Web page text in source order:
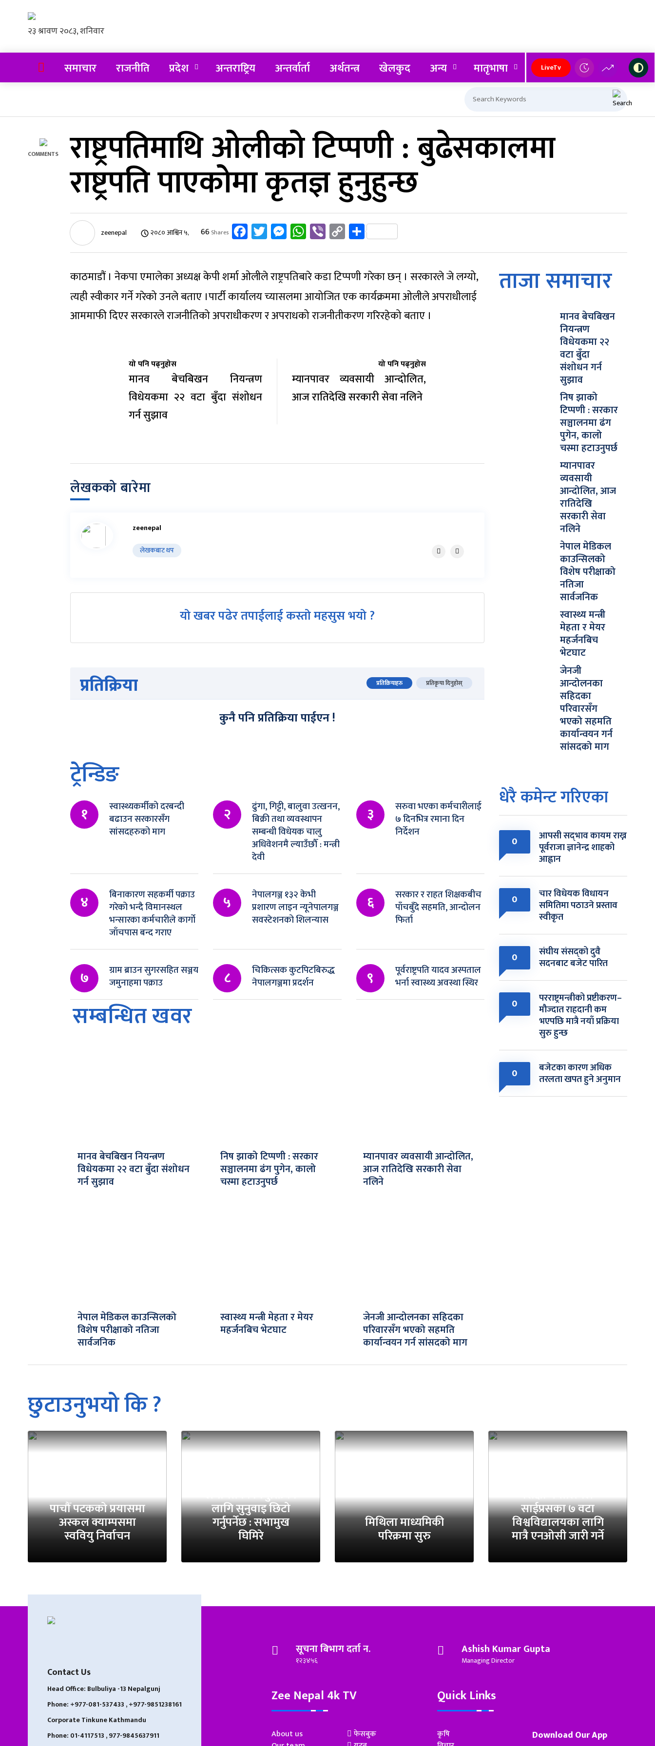
समाचार राजनीति प्रदेश अन्तराष्ट्रिय अन्तर्वार्ता अर्थतन्त्र खेलकुद अन्य मातृभाषा LiveTv
COMMENTS राष्ट्रपतिमाथि ओलीको टिप्पणी : बुढेसकालमा
राष्ट्रपति पाएकोमा कृतज्ञ हुनुहुन्छ
zeenepal २०८० आश्विन ५, 66 Shares Facebook
Twitter
Messenger
WhatsApp
ViberCopy
Link
Share
काठमाडौं । नेकपा एमालेका अध्यक्ष केपी शर्मा ओलीले राष्ट्रपतिबारे कडा टिप्पणी गरेका छन् । सरकारले जे लग्यो,
त्यही स्वीकार गर्ने गरेको उनले बताए ।पार्टी कार्यालय च्यासलमा आयोजित एक कार्यक्रममा ओलीले अपराधीलाई
आममाफी दिएर सरकारले राजनीतिको अपराधीकरण र अपराधको राजनीतीकरण गरिरहेको बताए ।
यो पनि पढ्नुहोस
मानव बेचबिखन नियन्त्रण
विधेयकमा २२ वटा बुँदा संशोधन
गर्न सुझाव
यो पनि पढ्नुहोस
म्यानपावर व्यवसायी आन्दोलित,
आज रातिदेखि सरकारी सेवा नलिने
लेखकको बारेमा
zeenepal
लेखकबाट थप
यो खबर पढेर तपाईलाई कस्तो महसुस भयो ?
प्रतिक्रिया प्रतिक्रियाहरु प्रतिकृया दिनुहोस्
कुनै पनि प्रतिक्रिया पाईएन !
ट्रेन्डिङ
१
स्वास्थ्यकर्मीको दरबन्दी
बढाउन सरकारसँग
सांसदहरुको माग
२
ढुंगा, गिट्टी, बालुवा उत्खनन,
बिक्री तथा व्यवस्थापन
सम्बन्धी विधेयक चालु
अधिवेशनमै ल्याउँछौँ : मन्त्री
देवी
३
सरुवा भएका कर्मचारीलाई
७ दिनभित्र रमाना दिन
निर्देशन
४
बिनाकारण सहकर्मी पक्राउ
गरेको भन्दै विमानस्थल
भन्सारका कर्मचारीले कार्गो
जाँचपास बन्द गराए
५
नेपालगञ्ज १३२ केभी
प्रशारण लाइन न्यूनेपालगञ्ज
सवस्टेशनको शिलन्यास
६
सरकार र राहत शिक्षकबीच
पाँचबुँदे सहमति, आन्दोलन
फिर्ता
७
ग्राम ब्राउन सुगरसहित सञ्जय
जमुनाहमा पक्राउ
८
चिकित्सक कुटपिटबिरुद्ध
नेपालगञ्जमा प्रदर्शन
९
पूर्वराष्ट्रपति यादव अस्पताल
भर्ना स्वास्थ्य अवस्था स्थिर
सम्बन्धित खवर
मानव बेचबिखन नियन्त्रण
विधेयकमा २२ वटा बुँदा संशोधन
गर्न सुझाव
निष झाको टिप्पणी : सरकार
सञ्चालनमा ढंग पुगेन, कालो
चस्मा हटाउनुपर्छ
म्यानपावर व्यवसायी आन्दोलित,
आज रातिदेखि सरकारी सेवा
नलिने
नेपाल मेडिकल काउन्सिलको
विशेष परीक्षाको नतिजा
सार्वजनिक
स्वास्थ्य मन्त्री मेहता र मेयर
महर्जनबिच भेटघाट
जेनजी आन्दोलनका सहिदका
परिवारसँग भएको सहमति
कार्यान्वयन गर्न सांसदको माग
ताजा समाचार
मानव बेचबिखन
नियन्त्रण
विधेयकमा २२
वटा बुँदा
संशोधन गर्न
सुझाव
निष झाको
टिप्पणी : सरकार
सञ्चालनमा ढंग
पुगेन, कालो
चस्मा हटाउनुपर्छ
म्यानपावर
व्यवसायी
आन्दोलित, आज
रातिदेखि
सरकारी सेवा
नलिने
नेपाल मेडिकल
काउन्सिलको
विशेष परीक्षाको
नतिजा
सार्वजनिक
स्वास्थ्य मन्त्री
मेहता र मेयर
महर्जनबिच
भेटघाट
जेनजी
आन्दोलनका
सहिदका
परिवारसँग
भएको सहमति
कार्यान्वयन गर्न
सांसदको माग
धेरै कमेन्ट गरिएका
0 आपसी सद्‌भाव कायम राख्न
पूर्वराजा ज्ञानेन्द्र शाहको
आह्वान
0 चार विधेयक विधायन
समितिमा पठाउने प्रस्ताव
स्वीकृत
0 संघीय संसद्को दुवै
सदनबाट बजेट पारित
0 परराष्ट्रमन्त्रीको प्रष्टीकरण–
मौज्दात राहदानी कम
भएपछि मात्रै नयाँ प्रक्रिया
सुरु हुन्छ
0 बजेटका कारण अधिक
तरलता खपत हुने अनुमान
छुटाउनुभयो कि ?
पाचौँ पटकको प्रयासमा
अस्कल क्याम्पसमा
स्ववियु निर्वाचन
लगायतका नियुक्तिका
लागि सुनुवाइ छिटो
गर्नुपर्नेछ : सभामुख
घिमिरे
मिथिला माध्यमिकी
परिक्रमा सुरु
शिक्षा मन्त्रालयले
साईप्रसका ७ वटा
विश्वविद्यालयका लागि
मात्रै एनओसी जारी गर्ने
Contact Us
Head Office: Bulbuliya -13 Nepalgunj
Phone: +977-081-537433 , +977-9851238161
Corporate Tinkune Kathmandu
Phone: 01-4117513 , 977-9845637911
सूचना बिभाग दर्ता न.
१२३४५६
Ashish Kumar Gupta
Managing Director
Zee Nepal 4k TV
About us
फेसबुक
Quick Links
कृषि
Download Our App